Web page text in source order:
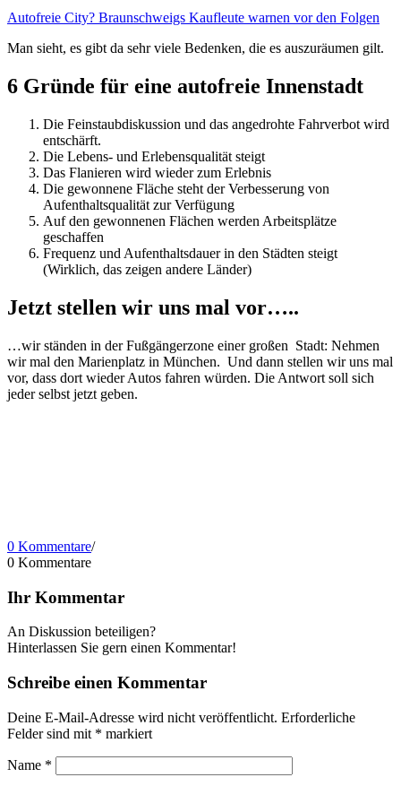
Autofreie City? Braunschweigs Kaufleute warnen vor den Folgen
Man sieht, es gibt da sehr viele Bedenken, die es auszuräumen gilt.
6 Gründe für eine autofreie Innenstadt
Die Feinstaubdiskussion und das angedrohte Fahrverbot wird
entschärft.
Die Lebens- und Erlebensqualität steigt
Das Flanieren wird wieder zum Erlebnis
Die gewonnene Fläche steht der Verbesserung von
Aufenthaltsqualität zur Verfügung
Auf den gewonnenen Flächen werden Arbeitsplätze
geschaffen
Frequenz und Aufenthaltsdauer in den Städten steigt
(Wirklich, das zeigen andere Länder)
Jetzt stellen wir uns mal vor…..
…wir ständen in der Fußgängerzone einer großen Stadt: Nehmen
wir mal den Marienplatz in München. Und dann stellen wir uns mal
vor, dass dort wieder Autos fahren würden. Die Antwort soll sich
jeder selbst jetzt geben.
0 Kommentare/
0 Kommentare
Ihr Kommentar
An Diskussion beteiligen?
Hinterlassen Sie gern einen Kommentar!
Schreibe einen Kommentar
Deine E-Mail-Adresse wird nicht veröffentlicht. Erforderliche
Felder sind mit * markiert
Name *